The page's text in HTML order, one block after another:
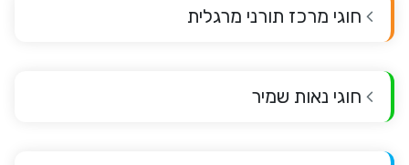
חוגי מרכז תורני מרגלית
חוגי נאות שמיר